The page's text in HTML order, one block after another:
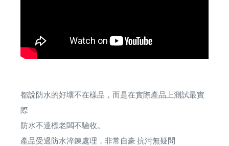
都說防水的好壞不在樣品，而是在實際產品上測試最實
際
防水不達標老闆不驗收。
產品受過防水淬鍊處理，非常自豪 抗污無疑問